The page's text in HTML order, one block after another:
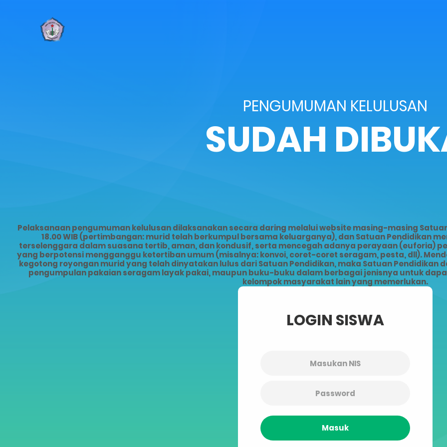
PENGUMUMAN KELULUSAN
SUDAH
Pelaksanaan pengumuman kelulusan dilaksanakan secara daring melalui website masing-masing
18.00 WIB (pertimbangan: murid telah berkumpul bersama keluarganya), dan Satuan Pendidikan
terselenggara dalam suasana tertib, aman, dan kondusif, serta mencegah adanya perayaan (euforia)
yang berpotensi mengganggu ketertiban umum (misalnya: konvoi, coret-coret seragam, pesta, dll).
kegotong royongan murid yang telah dinyatakan lulus dari Satuan Pendidikan, maka Satuan
pengumpulan pakaian seragam layak pakai, maupun buku-buku dalam berbagai jenisnya untuk
kelompok masyarakat lain yang memerlukan.
LOGIN SISWA
Masuk